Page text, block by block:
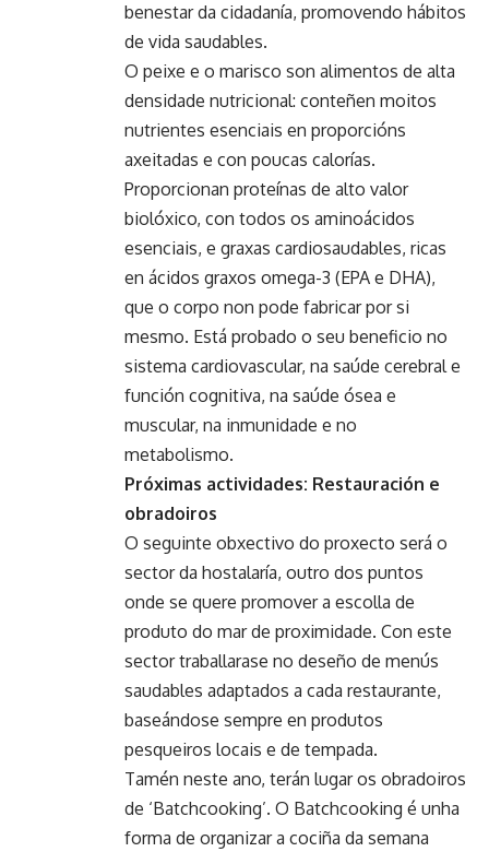
benestar da cidadanía, promovendo hábitos
de vida saudables.
O peixe e o marisco son alimentos de alta
densidade nutricional: conteñen moitos
nutrientes esenciais en proporcións
axeitadas e con poucas calorías.
Proporcionan proteínas de alto valor
biolóxico, con todos os aminoácidos
esenciais, e graxas cardiosaudables, ricas
en ácidos graxos omega-3 (EPA e DHA),
que o corpo non pode fabricar por si
mesmo. Está probado o seu beneficio no
sistema cardiovascular, na saúde cerebral e
función cognitiva, na saúde ósea e
muscular, na inmunidade e no
metabolismo.
Próximas actividades: Restauración e
obradoiros
O seguinte obxectivo do proxecto será o
sector da hostalaría, outro dos puntos
onde se quere promover a escolla de
produto do mar de proximidade. Con este
sector traballarase no deseño de menús
saudables adaptados a cada restaurante,
baseándose sempre en produtos
pesqueiros locais e de tempada.
Tamén neste ano, terán lugar os obradoiros
de ‘Batchcooking’. O Batchcooking é unha
forma de organizar a cociña da semana